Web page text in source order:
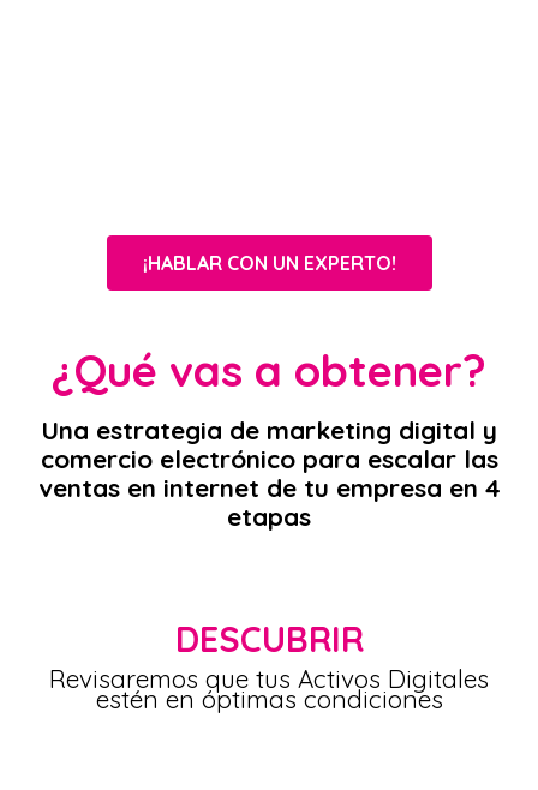
¡HABLAR CON UN EXPERTO!
¿Qué vas a obtener?
Una estrategia de marketing digital y
comercio electrónico para escalar las
ventas en internet de tu empresa en 4
etapas
DESCUBRIR
Revisaremos que tus Activos Digitales
estén en óptimas condiciones